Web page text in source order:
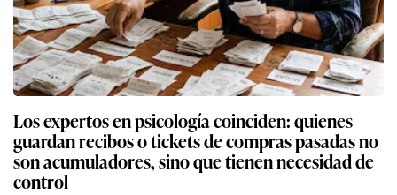
Los expertos en psicología coinciden: quienes
guardan recibos o tickets de compras pasadas no
son acumuladores, sino que tienen necesidad de
control